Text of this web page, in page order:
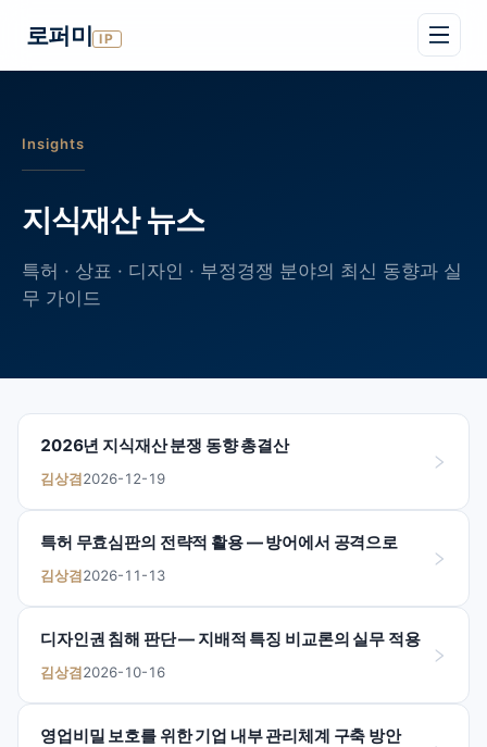
로퍼미 IP
Insights
지식재산 뉴스
특허 · 상표 · 디자인 · 부정경쟁 분야의 최신 동향과 실
무 가이드
2026년 지식재산 분쟁 동향 총결산
김상겸2026-12-19
특허 무효심판의 전략적 활용 — 방어에서 공격으로
김상겸2026-11-13
디자인권 침해 판단 — 지배적 특징 비교론의 실무 적용
김상겸2026-10-16
영업비밀 보호를 위한 기업 내부 관리체계 구축 방안